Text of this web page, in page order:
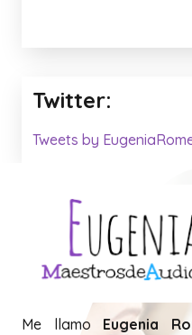
Twitter:
Tweets by
Me llamo Eugenia